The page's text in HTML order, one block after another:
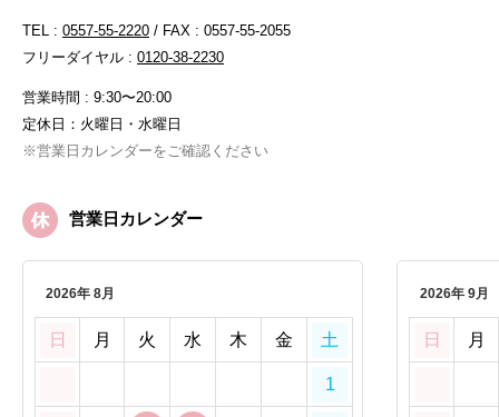
TEL : 0557-55-2220 / FAX : 0557-55-2055
フリーダイヤル : 0120-38-2230
営業時間 : 9:30〜20:00
定休日：火曜日・水曜日
※営業日カレンダーをご確認ください
営業日カレンダー
2026年 8月
日 月 火 水 木 金 土
1
2026年 9月
日 月